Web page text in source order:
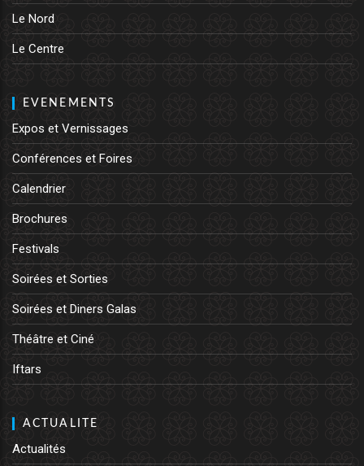
Le Nord
Le Centre
EVENEMENTS
Expos et Vernissages
Conférences et Foires
Calendrier
Brochures
Festivals
Soirées et Sorties
Soirées et Diners Galas
Théâtre et Ciné
Iftars
ACTUALITE
Actualités